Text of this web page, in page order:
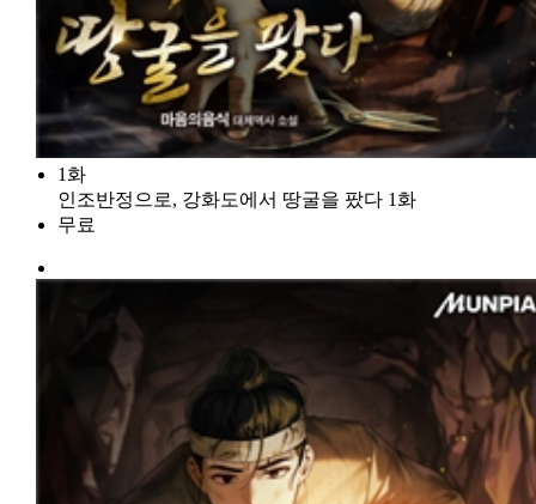
1화
인조반정으로, 강화도에서 땅굴을 팠다 1화
무료